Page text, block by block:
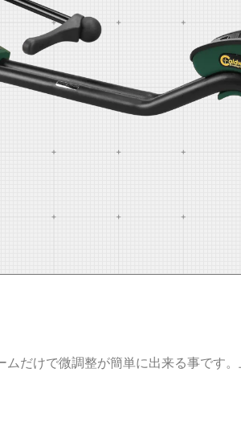
だけで微調整が簡単に出来る事です